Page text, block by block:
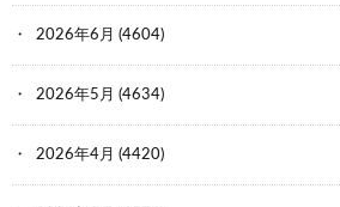
2026年6月 (4604)
2026年5月 (4634)
2026年4月 (4420)